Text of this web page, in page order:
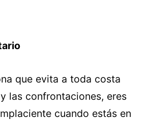
que evita a toda costa
las confrontaciones, eres
cuando estás en